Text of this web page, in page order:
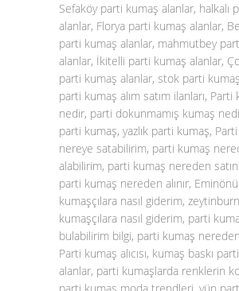
Sefaköy parti kumaş alanlar, halkalı
alanlar, Florya parti kumaş alanlar,
parti kumaş alanlar, mahmutbey
alanlar, İkitelli parti kumaş alanlar,
parti kumaş alanlar, stok parti
parti kumaş alım satım ilanları, Parti
nedir, parti dokunmamış kumaş
parti kumaş, yazlık parti kumaş,
nereye satabilirim, parti kumaş
alabilirim, parti kumaş nereden
parti kumaş nereden alınır,
kumaşçılara nasıl giderim,
kumaşçılara nasıl giderim, parti
bulabilirim bilgi, parti kumaş nereden
Parti kumaş alıcısı, kumaş baskı
alanlar, parti kumaşlarda renklerin